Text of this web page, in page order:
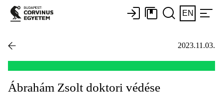
EN
2023.11.03.
Ábrahám Zsolt doktori védése